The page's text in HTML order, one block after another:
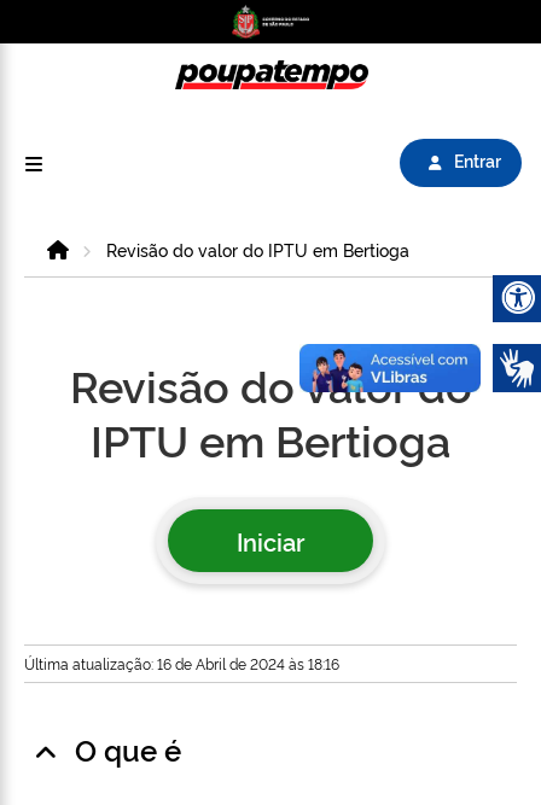
Entrar
HomeRevisão do valor do IPTU em Bertioga
Revisão do valor do
IPTU em Bertioga
Iniciar
Última atualização: 16 de Abril de 2024 às 18:16
O que é